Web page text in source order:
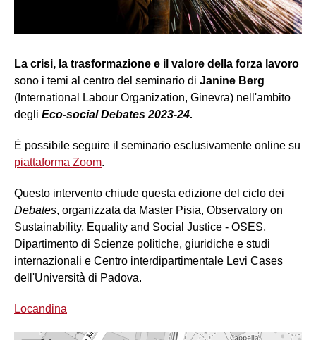
La crisi, la trasformazione e il valore della forza lavoro
sono i temi al centro del seminario di Janine Berg
(International Labour Organization, Ginevra) nell'ambito
degli Eco-social Debates 2023-24.
È possibile seguire il seminario esclusivamente online su
piattaforma Zoom.
Questo intervento chiude questa edizione del ciclo dei
Debates, organizzata da Master Pisia, Observatory on
Sustainability, Equality and Social Justice - OSES,
Dipartimento di Scienze politiche, giuridiche e studi
internazionali e Centro interdipartimentale Levi Cases
dell'Università di Padova.
Locandina